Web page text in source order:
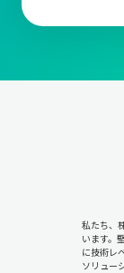
私たち、
います。
に技術レ
ソリュー